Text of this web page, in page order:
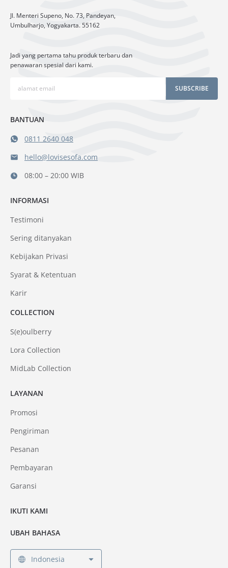
Jl. Menteri Supeno, No. 73, Pandeyan,
Umbulharjo, Yogyakarta. 55162
Jadi yang pertama tahu produk terbaru dan
penawaran spesial dari kami.
SUBSCRIBE
BANTUAN
0811 2640 048
hello@lovisesofa.com
08:00 – 20:00 WIB
LAYANAN
Promosi
Pengiriman
Pesanan
Pembayaran
Garansi
INFORMASI
Testimoni
Sering ditanyakan
Kebijakan Privasi
Syarat & Ketentuan
Karir
COLLECTION
S(e)oulberry
Lora Collection
MidLab Collection
IKUTI KAMI
UBAH BAHASA
Indonesia